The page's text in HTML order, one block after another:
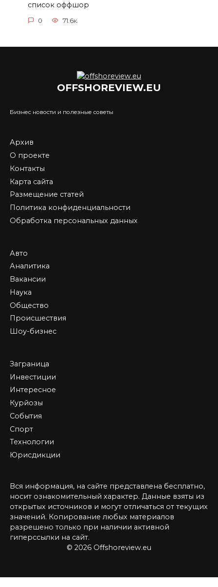
список оффшор
0 71.6к.
OFFSHOREVIEW.EU
Бизнес новости и полезные советы
Архив
О проекте
Контакты
Карта сайта
Размещение статей
Политика конфиденциальности
Обработка персональных данных
Авто
Аналитика
Вакансии
Наука
Общество
Происшествия
Шоу-бизнес
Заграница
Инвестиции
Интересное
Курйозы
События
Спорт
Технологии
Юрисдикции
Вся информация, на сайте представлена бесплатно,
носит ознакомительный характер. Данные взяты из
открытых источников и могут отличаться от текущих
значений. Копирование любых материалов
разрешено только при наличии активной
гиперссылки на сайт.
© 2026 Offshoreview.eu